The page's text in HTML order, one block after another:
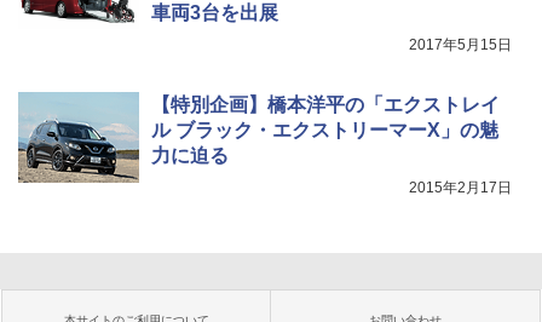
車両3台を出展
2017年5月15日
【特別企画】橋本洋平の「エクストレイ
ル ブラック・エクストリーマーX」の魅
力に迫る
2015年2月17日